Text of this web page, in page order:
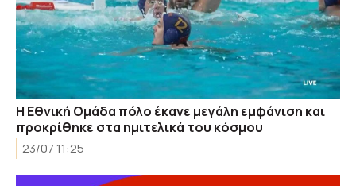
Η Εθνική Ομάδα πόλο έκανε μεγάλη εμφάνιση και
προκρίθηκε στα ημιτελικά του κόσμου
23/07 11:25